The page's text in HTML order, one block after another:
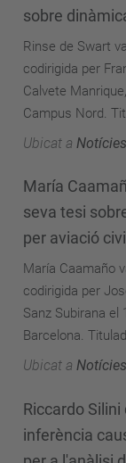
sobre
Rinse de Swart
codirigida per
Calvete
Campus Nord.
Ubicat a Notícies
María
seva tesi
per aviació
María Caamaño
codirigida per
Sanz Subirana el
Barcelona.
Ubicat a Notícies
Riccardo
inferència